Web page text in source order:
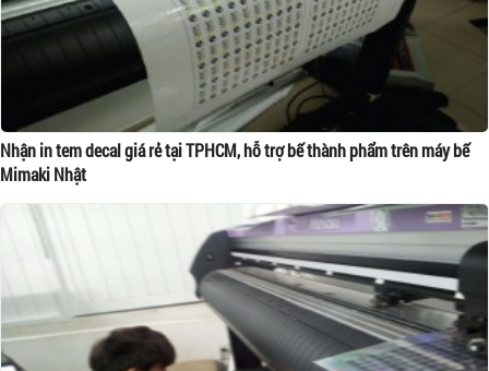
Nhận in tem decal giá rẻ tại TPHCM, hỗ trợ bế thành phẩm trên máy bế
Mimaki Nhật